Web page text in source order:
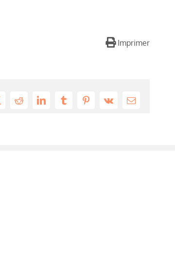
Imprimer
RedditLinkedInTumblrPinterest
Vk Email